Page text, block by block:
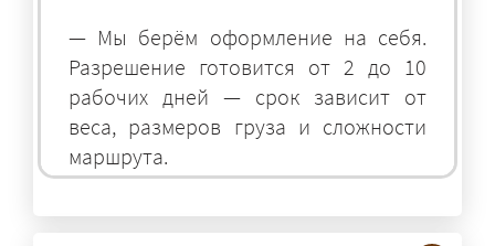
— Мы берём оформление на себя.
Разрешение готовится от 2 до 10
рабочих дней — срок зависит от
веса, размеров груза и сложности
маршрута.